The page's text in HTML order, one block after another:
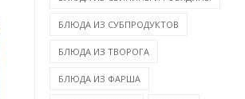
БЛЮДА ИЗ СУБПРОДУКТОВ
БЛЮДА ИЗ ТВОРОГА
БЛЮДА ИЗ ФАРША